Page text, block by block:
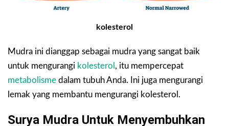
kolesterol
Mudra ini dianggap sebagai mudra yang sangat baik
untuk mengurangi kolesterol , itu mempercepat
metabolisme dalam tubuh Anda. Ini juga mengurangi
lemak yang membantu mengurangi kolesterol.
Surya Mudra Untuk Menyembuhkan